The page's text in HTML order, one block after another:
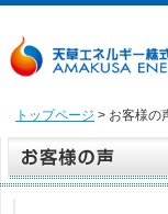
トップページ > お客様の